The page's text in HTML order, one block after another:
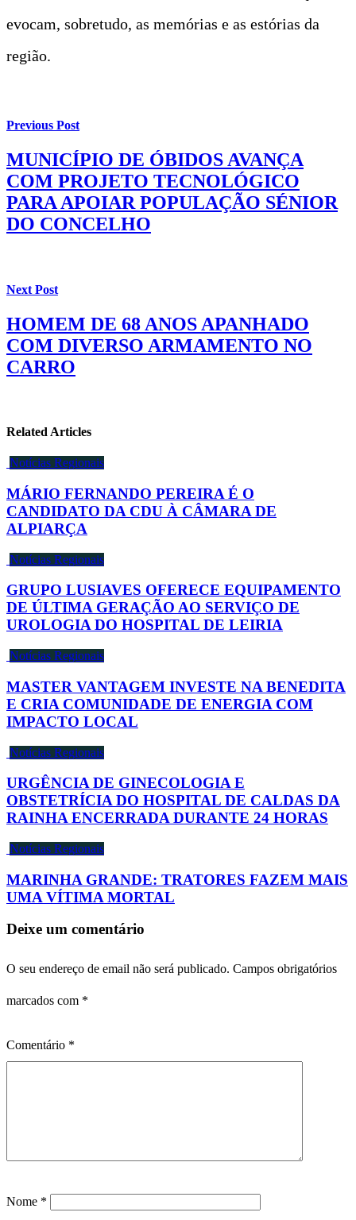
evocam, sobretudo, as memórias e as estórias da
região.
Previous Post
MUNICÍPIO DE ÓBIDOS AVANÇA
COM PROJETO TECNOLÓGICO
PARA APOIAR POPULAÇÃO SÉNIOR
DO CONCELHO
Next Post
HOMEM DE 68 ANOS APANHADO
COM DIVERSO ARMAMENTO NO
CARRO
Related Articles
Notícias Regionais
MÁRIO FERNANDO PEREIRA É O
CANDIDATO DA CDU À CÂMARA DE
ALPIARÇA
Notícias Regionais
GRUPO LUSIAVES OFERECE EQUIPAMENTO
DE ÚLTIMA GERAÇÃO AO SERVIÇO DE
UROLOGIA DO HOSPITAL DE LEIRIA
Notícias Regionais
MASTER VANTAGEM INVESTE NA BENEDITA
E CRIA COMUNIDADE DE ENERGIA COM
IMPACTO LOCAL
Notícias Regionais
URGÊNCIA DE GINECOLOGIA E
OBSTETRÍCIA DO HOSPITAL DE CALDAS DA
RAINHA ENCERRADA DURANTE 24 HORAS
Notícias Regionais
MARINHA GRANDE: TRATORES FAZEM MAIS
UMA VÍTIMA MORTAL
Deixe um comentário
O seu endereço de email não será publicado. Campos obrigatórios
marcados com *
Comentário *
Nome *